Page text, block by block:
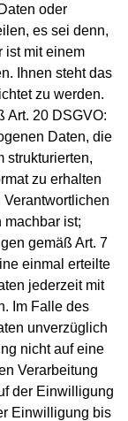
oder
es sei denn,
ist mit einem
Ihnen steht das
zu werden.
Art. 20 DSGVO:
Daten, die
strukturierten,
zu erhalten
ist;
gemäß Art. 7
einmal erteilte
jederzeit mit
Im Falle des
unverzüglich
nicht auf eine
Verarbeitung
der Einwilligung
Einwilligung bis